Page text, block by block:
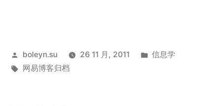
发
布
boleyn.su 26 11 月, 2011
发
信息学
标
网易博客归档